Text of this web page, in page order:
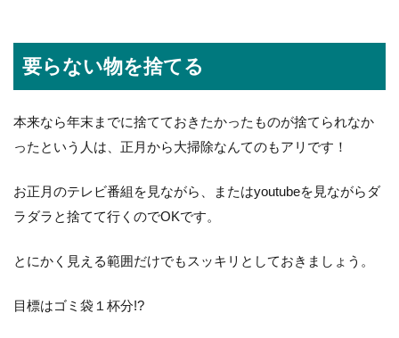
要らない物を捨てる
本来なら年末までに捨てておきたかったものが捨てられなか
ったという人は、正月から大掃除なんてのもアリです！
お正月のテレビ番組を見ながら、またはyoutubeを見ながらダ
ラダラと捨てて行くのでOKです。
とにかく見える範囲だけでもスッキリとしておきましょう。
目標はゴミ袋１杯分!?